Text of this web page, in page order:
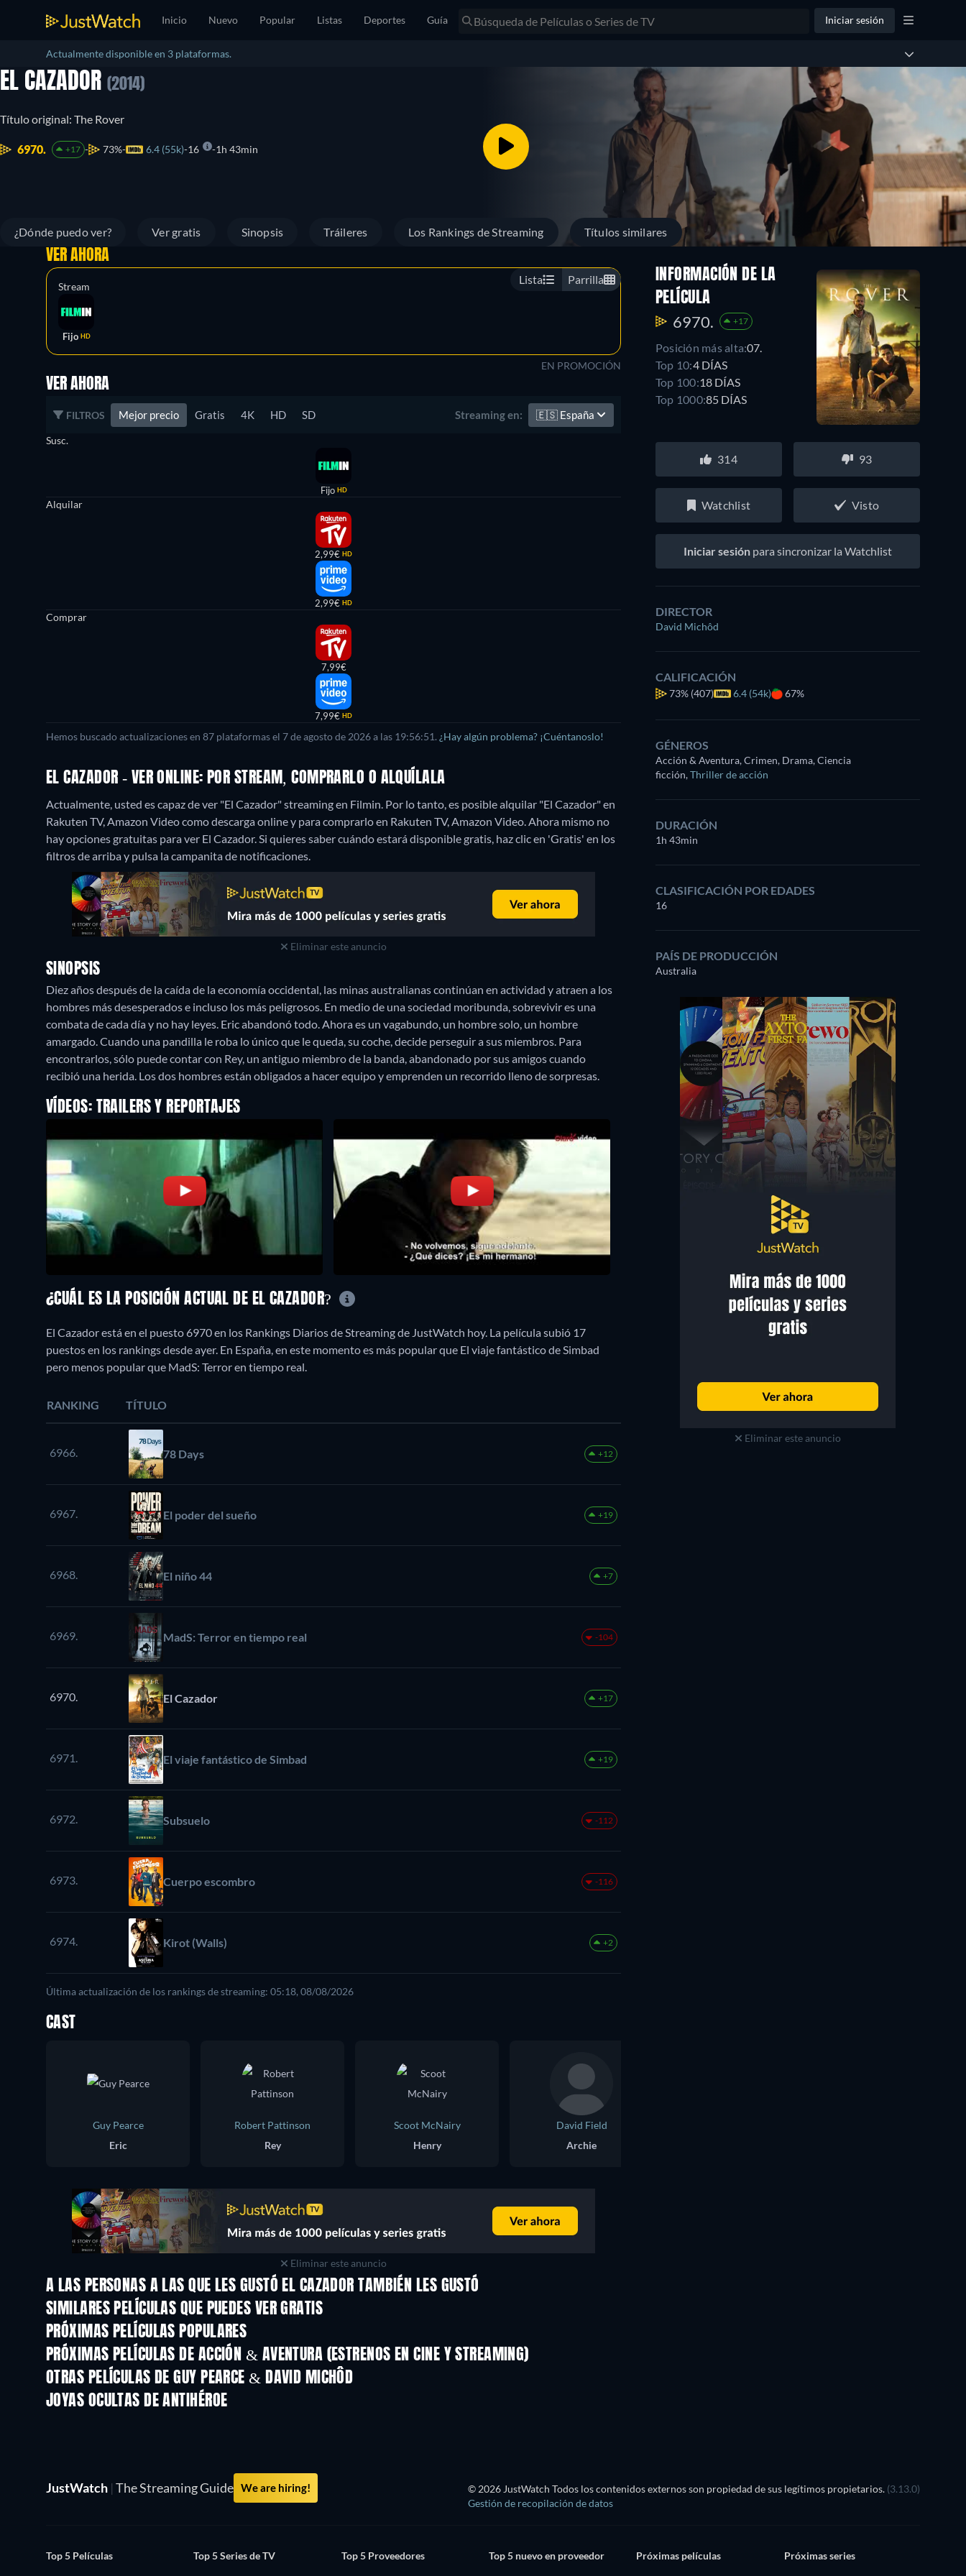
Inicio Nuevo Popular Listas Deportes Guía Iniciar sesión
Actualmente disponible en 3 plataformas.
EL CAZADOR (2014)
Título original: The Rover
6970. +17 73% 6.4 (55k) 16 1h 43min
¿Dónde puedo ver? Ver gratis Sinopsis Tráileres Los Rankings de Streaming Títulos similares
Lista Parrilla
VER AHORA
Stream
Fijo HD
EN PROMOCIÓN
VER AHORA
FILTROS Mejor precio Gratis 4K HD SD Streaming en: 🇪🇸 España
Susc.
Fijo HD
Alquilar
2,99€ HD
2,99€ HD
Comprar
7,99€
7,99€ HD
Hemos buscado actualizaciones en 87 plataformas el 7 de agosto de 2026 a las 19:56:51. ¿Hay algún problema? ¡Cuéntanoslo!
EL CAZADOR - VER ONLINE: POR STREAM, COMPRARLO O ALQUÍLALA
Actualmente, usted es capaz de ver "El Cazador" streaming en Filmin. Por lo tanto, es posible alquilar "El Cazador" en
Rakuten TV, Amazon Video como descarga online y para comprarlo en Rakuten TV, Amazon Video.Ahora mismo no
hay opciones gratuitas para ver El Cazador. Si quieres saber cuándo estará disponible gratis, haz clic en 'Gratis' en los
filtros de arriba y pulsa la campanita de notificaciones.
Eliminar este anuncio
SINOPSIS
Diez años después de la caída de la economía occidental, las minas australianas continúan en actividad y atraen a los
hombres más desesperados e incluso los más peligrosos. En medio de una sociedad moribunda, sobrevivir es una
combata de cada día y no hay leyes. Eric abandonó todo. Ahora es un vagabundo, un hombre solo, un hombre
amargado. Cuando una pandilla le roba lo único que le queda, su coche, decide perseguir a sus miembros. Para
encontrarlos, sólo puede contar con Rey, un antiguo miembro de la banda, abandonado por sus amigos cuando
recibió una herida. Los dos hombres están obligados a hacer equipo y emprenden un recorrido lleno de sorpresas.
VÍDEOS: TRAILERS Y REPORTAJES
INFORMACIÓN DE LA
PELÍCULA
6970. +17
Posición más alta:07.
Top 10:4 DÍAS
Top 100:18 DÍAS
Top 1000:85 DÍAS
314 93
Watchlist Visto
Iniciar sesión para sincronizar la Watchlist
DIRECTOR
David Michôd
CALIFICACIÓN
73% (407) 6.4 (54k) 67%
GÉNEROS
Acción & Aventura, Crimen, Drama, Ciencia
ficción,Thriller de acción
DURACIÓN
1h 43min
CLASIFICACIÓN POR EDADES
16
PAÍS DE PRODUCCIÓN
Australia
Eliminar este anuncio
¿CUÁL ES LA POSICIÓN ACTUAL DE EL CAZADOR?
El Cazador está en el puesto 6970 en los Rankings Diarios de Streaming de JustWatch hoy. La película subió 17
puestos en los rankings desde ayer. En España, en este momento es más popular que El viaje fantástico de Simbad
pero menos popular que MadS: Terror en tiempo real.
RANKING TÍTULO
6966. 78 Days +12
6967. El poder del sueño +19
6968. El niño 44 +7
6969. MadS: Terror en tiempo real -104
6970. El Cazador +17
6971. El viaje fantástico de Simbad +19
6972. Subsuelo -112
6973. Cuerpo escombro -116
6974. Kirot (Walls) +2
Última actualización de los rankings de streaming: 05:18, 08/08/2026
CAST
Guy Pearce
Eric
Robert Pattinson
Rey
Scoot McNairy
Henry
David Field
Archie
Eliminar este anuncio
A LAS PERSONAS A LAS QUE LES GUSTÓ EL CAZADOR TAMBIÉN LES GUSTÓ
SIMILARES PELÍCULAS QUE PUEDES VER GRATIS
PRÓXIMAS PELÍCULAS POPULARES
PRÓXIMAS PELÍCULAS DE ACCIÓN & AVENTURA (ESTRENOS EN CINE Y STREAMING)LEGO Disney Princess:
OTRAS PELÍCULAS DE GUY PEARCE & DAVID MICHÔD
JOYAS OCULTAS DE ANTIHÉROE
TV
JustWatch | The Streaming Guide We are hiring! © 2026 JustWatch Todos los contenidos externos son propiedad de sus legítimos propietarios. (3.13.0)
Gestión de recopilación de datos
Top 5 Películas Top 5 Series de TV Top 5 Proveedores Top 5 nuevo en proveedor Próximas películas Próximas series